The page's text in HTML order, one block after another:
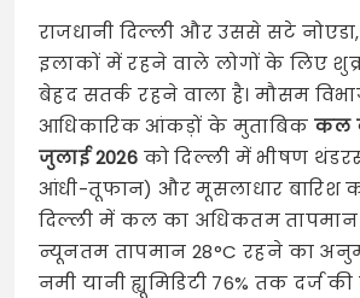
राजधानी दिल्ली और उससे सटे
इलाकों में रहने वाले लोगों के लिए
बेहद सतर्क रहने वाला है। मौसम
आधिकारिक आंकड़ों के मुताबिक कल
जुलाई 2026 को दिल्ली में भीषण
आंधी-तूफान) और मूसलाधार बारिश
दिल्ली में कल का अधिकतम तापमान
न्यूनतम तापमान 28°C रहने का
नमी यानी ह्यूमिडिटी 76% तक दर्ज